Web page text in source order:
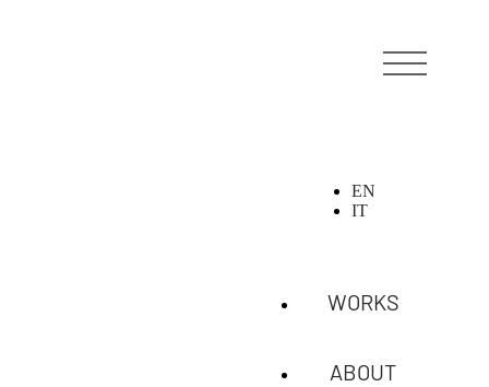
EN
IT
WORKS
ABOUT